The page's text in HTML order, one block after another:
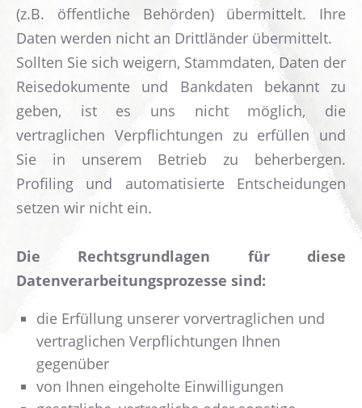
(z.B. öffentliche Behörden) übermittelt. Ihre
Daten werden nicht an Drittländer übermittelt.
Sollten Sie sich weigern, Stammdaten, Daten der
Reisedokumente und Bankdaten bekannt zu
geben, ist es uns nicht möglich, die
vertraglichen Verpflichtungen zu erfüllen und
Sie in unserem Betrieb zu beherbergen.
Profiling und automatisierte Entscheidungen
setzen wir nicht ein.
Die Rechtsgrundlagen für diese
Datenverarbeitungsprozesse sind:
die Erfüllung unserer vorvertraglichen und
vertraglichen Verpflichtungen Ihnen
gegenüber
von Ihnen eingeholte Einwilligungen